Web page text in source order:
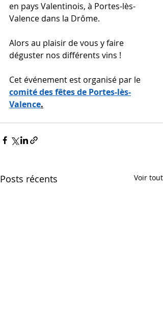
en pays Valentinois, à Portes-lès-
Valence dans la Drôme.
Alors au plaisir de vous y faire
déguster nos différents vins !
Cet événement est organisé par le
comité des fêtes de Portes-lès-
Valence.
Posts récents Voir tout